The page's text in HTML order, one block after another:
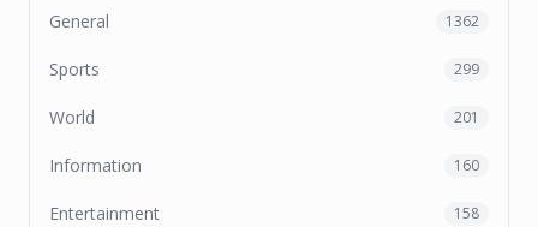
General 1362
Sports 299
World 201
Information 160
Entertainment 158